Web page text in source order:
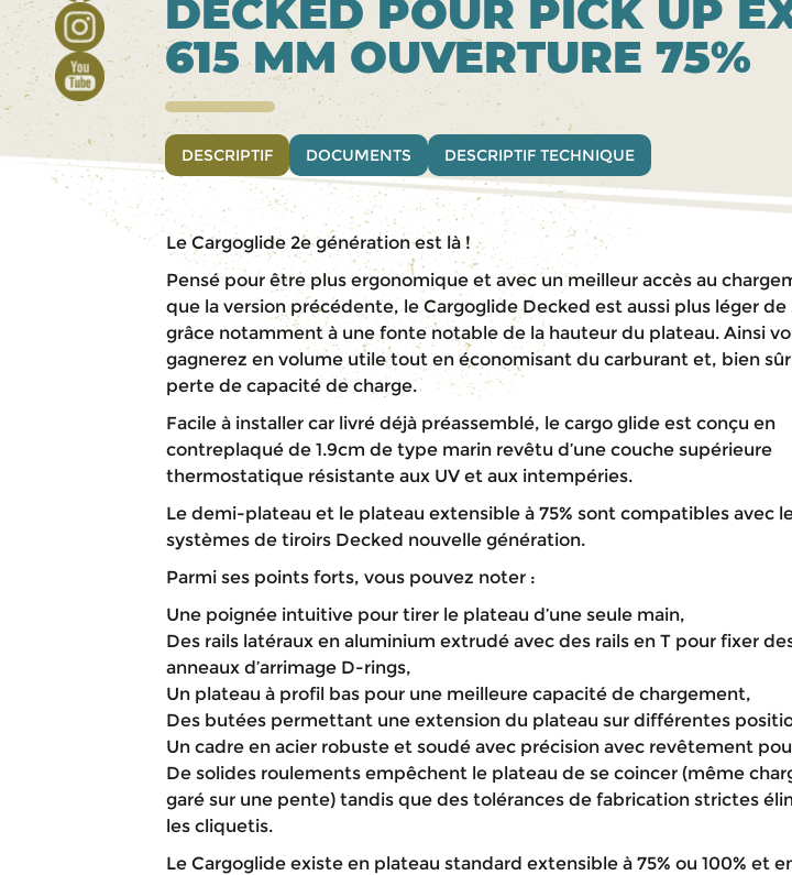
DECKED POUR PICK UP
615 MM OUVERTURE 75%
DESCRIPTIF DOCUMENTS DESCRIPTIF TECHNIQUE
Le Cargoglide 2e génération est là !
Pensé pour être plus ergonomique et avec un meilleur accès au
que la version précédente, le Cargoglide Decked est aussi plus léger de
grâce notamment à une fonte notable de la hauteur du plateau. Ainsi
gagnerez en volume utile tout en économisant du carburant et, bien
perte de capacité de charge.
Facile à installer car livré déjà préassemblé, le cargo glide est conçu en
contreplaqué de 1.9cm de type marin revêtu d’une couche supérieure
thermostatique résistante aux UV et aux intempéries.
Le demi-plateau et le plateau extensible à 75% sont compatibles avec
systèmes de tiroirs Decked nouvelle génération.
Parmi ses points forts, vous pouvez noter :
Une poignée intuitive pour tirer le plateau d’une seule main,
Des rails latéraux en aluminium extrudé avec des rails en T pour fixer
anneaux d’arrimage D-rings,
Un plateau à profil bas pour une meilleure capacité de chargement,
Des butées permettant une extension du plateau sur différentes
Un cadre en acier robuste et soudé avec précision avec revêtement
De solides roulements empêchent le plateau de se coincer (même
garé sur une pente) tandis que des tolérances de fabrication strictes
les cliquetis.
Le Cargoglide existe en plateau standard extensible à 75% ou 100% et